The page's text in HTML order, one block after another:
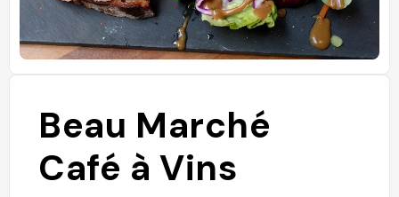
Beau Marché
Café à Vins